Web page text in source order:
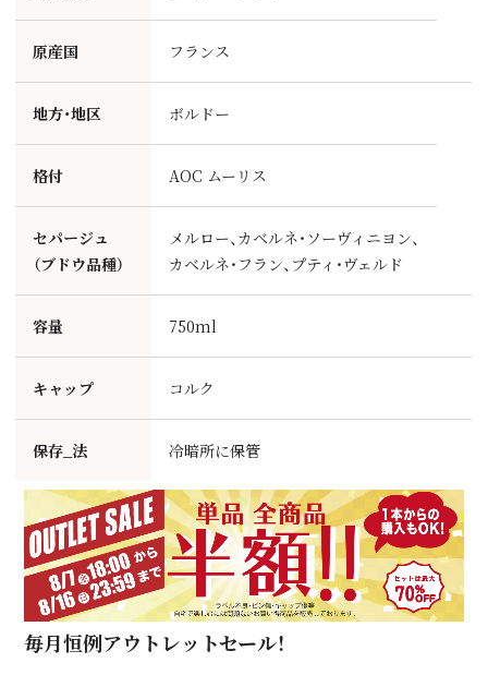
原産国 フランス
地方・地区 ボルドー
格付 AOC ムーリス
セパージュ
（ブドウ品種）
メルロー、カベルネ・ソーヴィニヨン、
カベルネ・フラン、プティ・ヴェルド
容量 750ml
キャップ コルク
保存_法 冷暗所に保管
毎月恒例アウトレットセール！